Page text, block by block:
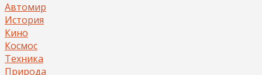
Автомир
История
Кино
Космос
Техника
Природа